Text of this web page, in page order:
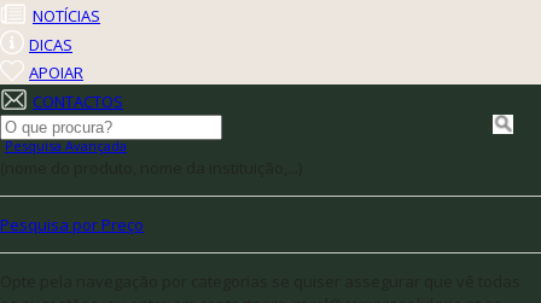
NOTÍCIAS
DICAS
APOIAR
CONTACTOS
Pesquisa Avançada
Pesquisa por Preço